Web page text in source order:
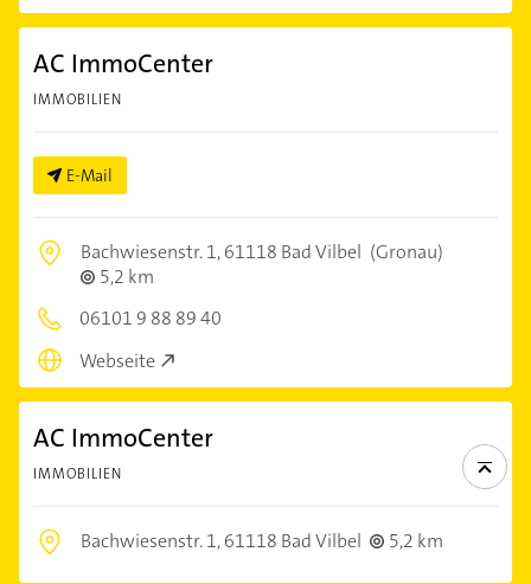
AC ImmoCenter
IMMOBILIEN
E-Mail
Bachwiesenstr. 1,61118 Bad Vilbel (Gronau)
5,2 km
06101 9 88 89 40
Webseite
AC ImmoCenter
IMMOBILIEN
Bachwiesenstr. 1,61118 Bad Vilbel 5,2 km